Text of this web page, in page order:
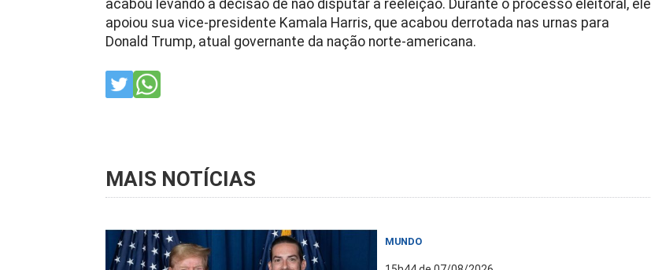
acabou levando à decisão de não disputar a reeleição. Durante o processo eleitoral, ele
apoiou sua vice-presidente Kamala Harris, que acabou derrotada nas urnas para
Donald Trump, atual governante da nação norte-americana.
MAIS NOTÍCIAS
MUNDO